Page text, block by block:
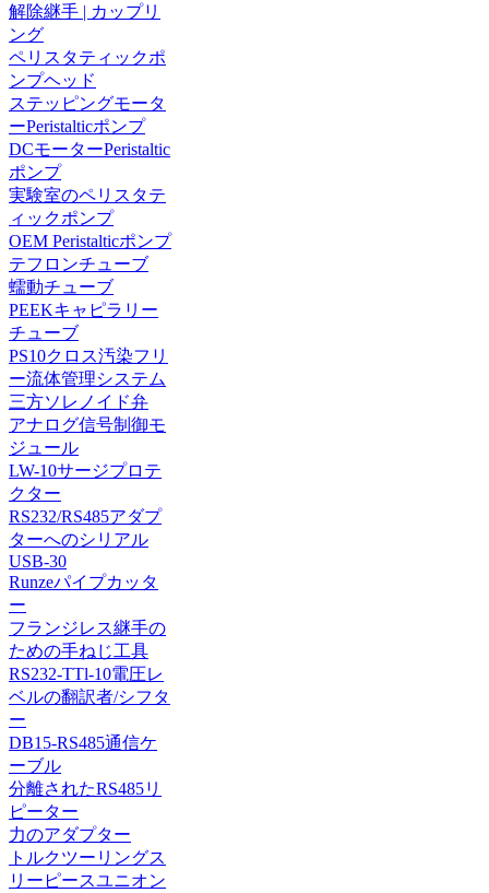
解除継手 | カップリ
ング
ペリスタティックポ
ンプヘッド
ステッピングモータ
ーPeristalticポンプ
DCモーターPeristaltic
ポンプ
実験室のペリスタテ
ィックポンプ
OEM Peristalticポンプ
テフロンチューブ
蠕動チューブ
PEEKキャピラリー
チューブ
PS10クロス汚染フリ
ー流体管理システム
三方ソレノイド弁
アナログ信号制御モ
ジュール
LW-10サージプロテ
クター
RS232/RS485アダプ
ターへのシリアル
USB-30
Runzeパイプカッタ
ー
フランジレス継手の
ための手ねじ工具
RS232-TTl-10電圧レ
ベルの翻訳者/シフタ
ー
DB15-RS485通信ケ
ーブル
分離されたRS485リ
ピーター
力のアダプター
トルクツーリングス
リーピースユニオン